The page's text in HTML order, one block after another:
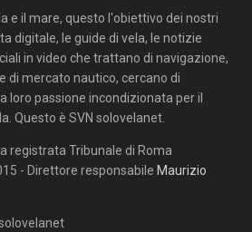
e il mare, questo l'obiettivo dei nostri
digitale, le guide di vela, le notizie
in video che trattano di navigazione,
di mercato nautico, cercano di
loro passione incondizionata per il
Questo è SVN solovelanet.
registrata Tribunale di Roma
- Direttore responsabile Maurizio